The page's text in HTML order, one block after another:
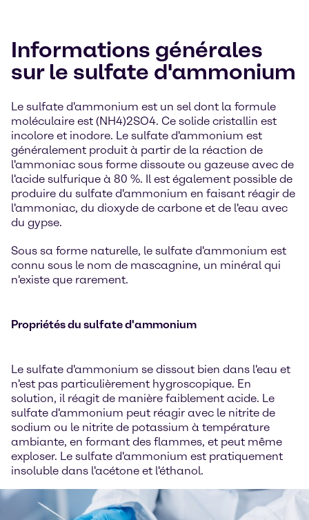
Informations générales
sur le sulfate d'ammonium
Le sulfate d'ammonium est un sel dont la formule
moléculaire est (NH4)2SO4. Ce solide cristallin est
incolore et inodore. Le sulfate d'ammonium est
généralement produit à partir de la réaction de
l'ammoniac sous forme dissoute ou gazeuse avec de
l'acide sulfurique à 80 %. Il est également possible de
produire du sulfate d'ammonium en faisant réagir de
l'ammoniac, du dioxyde de carbone et de l'eau avec
du gypse.
Sous sa forme naturelle, le sulfate d'ammonium est
connu sous le nom de mascagnine, un minéral qui
n'existe que rarement.
Propriétés du sulfate d'ammonium
Le sulfate d'ammonium se dissout bien dans l'eau et
n'est pas particulièrement hygroscopique. En
solution, il réagit de manière faiblement acide. Le
sulfate d'ammonium peut réagir avec le nitrite de
sodium ou le nitrite de potassium à température
ambiante, en formant des flammes, et peut même
exploser. Le sulfate d'ammonium est pratiquement
insoluble dans l'acétone et l'éthanol.